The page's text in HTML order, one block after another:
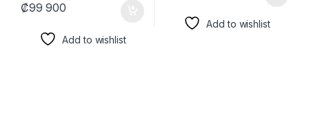
₡99 900
Add to wishlist
Add to wishlist